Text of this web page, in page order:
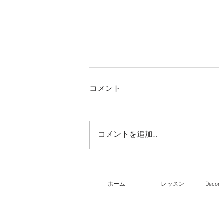
今日のレッスン
コメント
コメントを追加…
ホーム レッスン